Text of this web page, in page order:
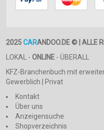
2025CARANDOO.DE © | ALLE
LOKAL - ONLINE - ÜBERALL
KFZ-Branchenbuch mit
Gewerblich | Privat
Kontakt
Über uns
Anzeigensuche
Shopverzeichnis